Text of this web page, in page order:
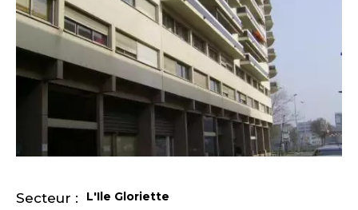
Secteur : L'Ile Gloriette